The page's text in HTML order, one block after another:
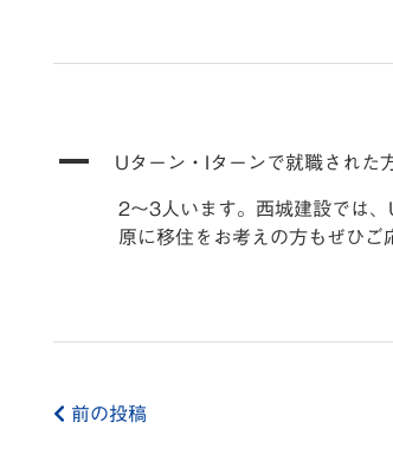
A Uターン・Iターンで就職された
2～3人います。西城建設では
原に移住をお考えの方もぜひご
前の投稿